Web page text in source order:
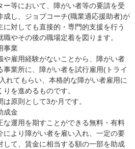
ー等において、障がい者等の要請を受
成し、ジョブコーチ(職業適応援助者)が
に対しても直接的・専門的支援を行う
やその後の職場定着を図ります。
事業
や雇用経験がないことから、障がい者
事業所に、障がい者を試行雇用(トライ
れてもらい、本格的な障がい者雇用に
を進めるものです。
は原則として3か月です。
成金
な運用を期すことができる無料・有料
により障がい者を雇い入れ、一定の要
して、賃金に相当する額の一部を助成